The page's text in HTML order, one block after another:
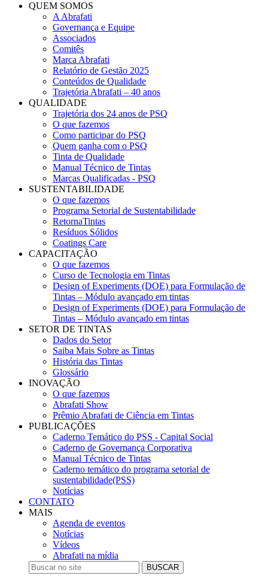
QUEM SOMOS
A Abrafati
Governança e Equipe
Associados
Comitês
Marca Abrafati
Relatório de Gestão 2025
Conteúdos de Qualidade
Trajetória Abrafati – 40 anos
QUALIDADE
Trajetória dos 24 anos de PSQ
O que fazemos
Como participar do PSQ
Quem ganha com o PSQ
Tinta de Qualidade
Manual Técnico de Tintas
Marcas Qualificadas - PSQ
SUSTENTABILIDADE
O que fazemos
Programa Setorial de Sustentabilidade
RetornaTintas
Resíduos Sólidos
Coatings Care
CAPACITAÇÃO
O que fazemos
Curso de Tecnologia em Tintas
Design of Experiments (DOE) para Formulação de
Tintas – Módulo avançado em tintas
Design of Experiments (DOE) para Formulação de
Tintas – Módulo avançado em tintas
SETOR DE TINTAS
Dados do Setor
Saiba Mais Sobre as Tintas
História das Tintas
Glossário
INOVAÇÃO
O que fazemos
Abrafati Show
Prêmio Abrafati de Ciência em Tintas
PUBLICAÇÕES
Caderno Temático do PSS - Capital Social
Caderno de Governança Corporativa
Manual Técnico de Tintas
Caderno temático do programa setorial de
sustentabilidade(PSS)
Notícias
CONTATO
MAIS
Agenda de eventos
Notícias
Vídeos
Abrafati na mídia
BUSCAR